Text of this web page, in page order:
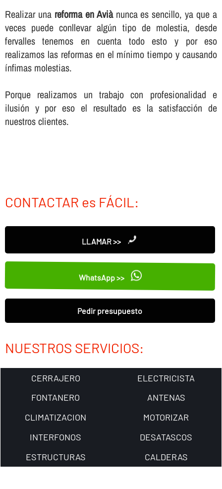
Realizar una reforma en Aviànunca es sencillo, ya que a
veces puede conllevar algún tipo de molestia, desde
fervalles tenemos en cuenta todo esto y por eso
realizamos las reformas en el mí­nimo tiempo y causando
í­nfimas molestias.
Porque realizamos un trabajo con profesionalidad e
ilusión y por eso el resultado es la satisfacción de
nuestros clientes.
CONTACTAR es FÁCIL:
LLAMAR >>
WhatsApp >>
Pedir presupuesto
NUESTROS SERVICIOS:
CERRAJERO
ELECTRICISTA
FONTANERO
ANTENAS
CLIMATIZACION
MOTORIZAR
INTERFONOS
DESATASCOS
ESTRUCTURAS
CALDERAS